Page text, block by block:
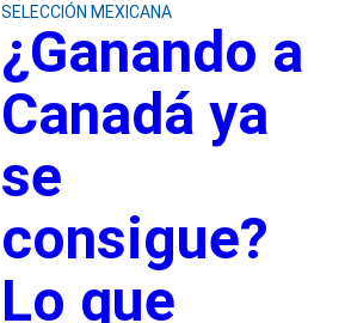
SELECCIÓN MEXICANA
¿Ganando a
Canadá ya
se
consigue?
Lo que